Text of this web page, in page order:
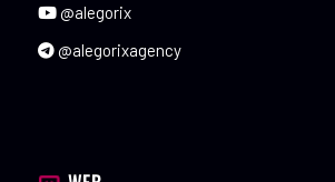
@alegorix
@alegorixagency